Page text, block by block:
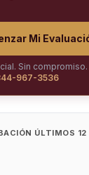
Mi
Sin compromiso.
967-3536
ÚLTIMOS 12